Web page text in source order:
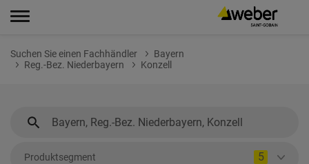
Suchen Sie einen Fachhändler
Bayern
Reg.-Bez. Niederbayern
Konzell
Produktsegment 5